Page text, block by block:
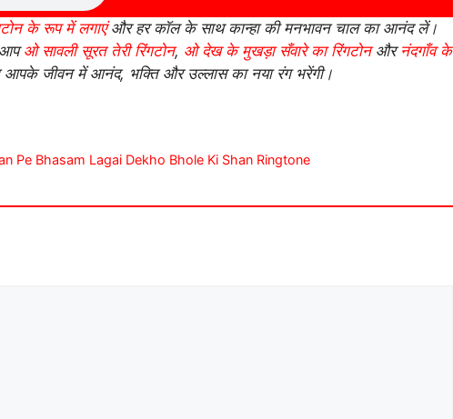
के रूप में लगाएंऔर हर कॉल के साथ कान्हा की मनभावन चाल का आनंद लें।
आपओ सावली सूरत तेरी रिंगटोन, ओ देख के मुखड़ा सँवारे का रिंगटोनऔर नंदगाँव के
आपके जीवन में आनंद, भक्ति और उल्लास का नया रंग भरेंगी।
Tan Pe Bhasam Lagai Dekho Bhole Ki Shan Ringtone